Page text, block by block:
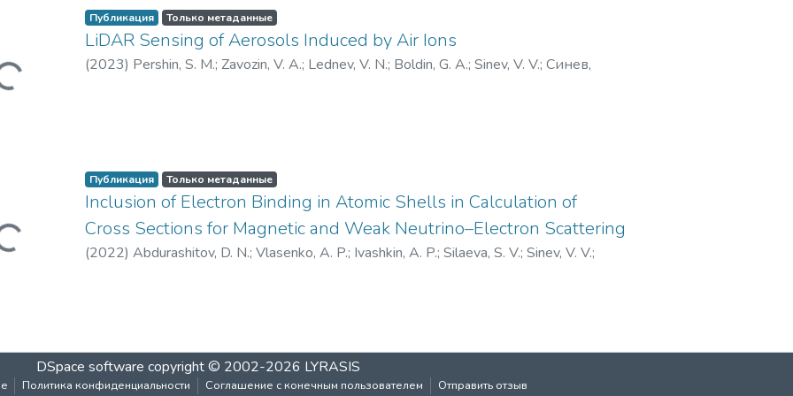
Публикация Только метаданные
LiDAR Sensing of Aerosols Induced by Air Ions
(2023) Pershin, S. M.;Zavozin, V. A.; Lednev, V. N.; Boldin, G. A.;Sinev, V. V.;Синев,
Публикация Только метаданные
Inclusion of Electron Binding in Atomic Shells in Calculation of
Cross Sections for Magnetic and Weak Neutrino–Electron Scattering
(2022)Abdurashitov, D. N.;Vlasenko, A. P.; Ivashkin, A. P.;Silaeva, S. V.;Sinev, V. V.;
DSpace software copyright © 2002-2026 LYRASIS
Политика конфиденциальности Соглашение с конечным пользователем Отправить отзыв